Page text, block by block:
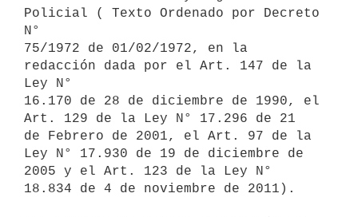
Policial ( Texto Ordenado por Decreto
N°
75/1972 de 01/02/1972, en la
redacción dada por el Art. 147 de la
Ley N°
16.170 de 28 de diciembre de 1990, el
Art. 129 de la Ley N° 17.296 de 21
de Febrero de 2001, el Art. 97 de la
Ley N° 17.930 de 19 de diciembre de
2005 y el Art. 123 de la Ley N°
18.834 de 4 de noviembre de 2011).